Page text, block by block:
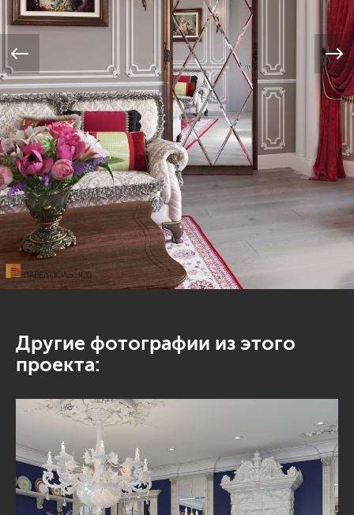
Другие фотографии из этого
проекта: